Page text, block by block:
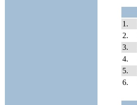
1.
2.
3.
4.
5.
6.